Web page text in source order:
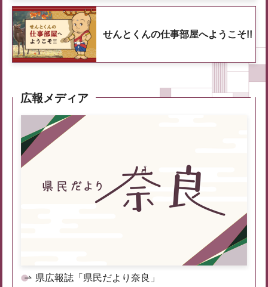
せんとくんの仕事部屋へようこそ!!
広報メディア
県広報誌「県民だより奈良」